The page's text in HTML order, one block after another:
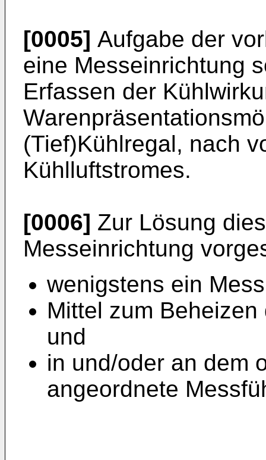
[0005] Aufgabe der
eine Messeinrichtung
Erfassen der
(Tief)Kühlregal, nach
Kühlluftstromes.
[0006] Zur Lösung
Messeinrichtung
wenigstens ein
Mittel zum
und
in und/oder an dem
angeordnete